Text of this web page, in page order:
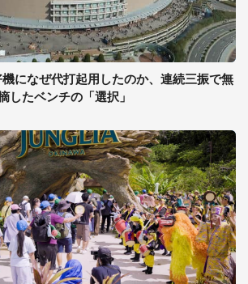
機になぜ代打起用したのか、連続三振で無
したベンチの「選択」